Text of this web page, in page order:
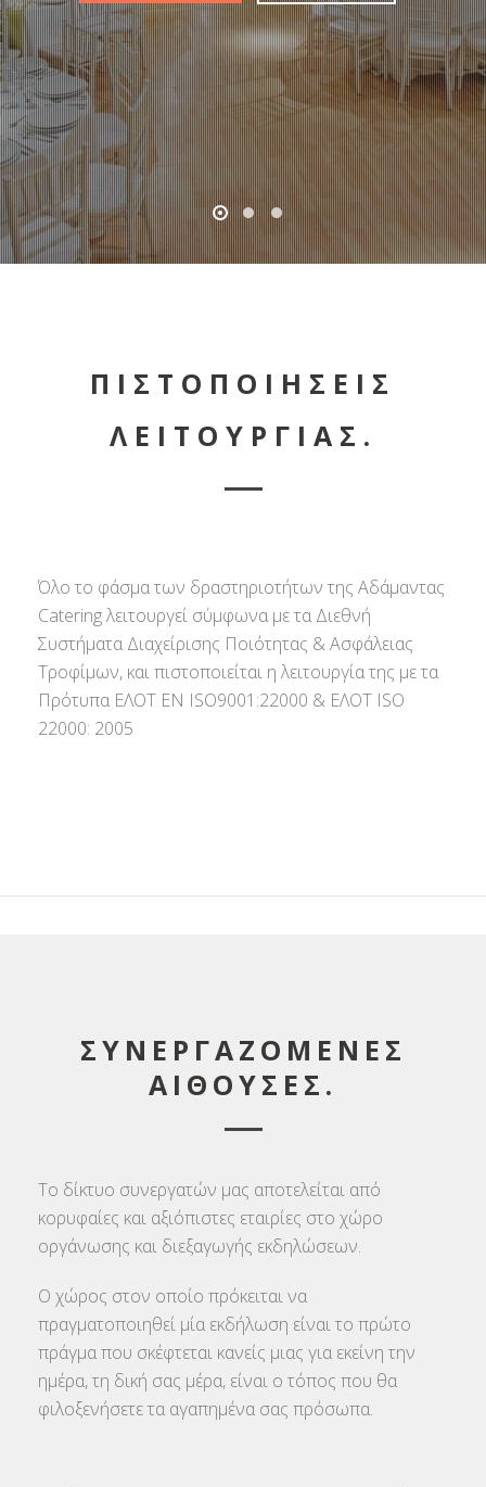
ΠΙΣΤΟΠΟΙΗΣΕΙΣ
ΛΕΙΤΟΥΡΓΙΑΣ.
Όλο το φάσμα των δραστηριοτήτων της Αδάμαντας
Catering λειτουργεί σύμφωνα με τα Διεθνή
Συστήματα Διαχείρισης Ποιότητας & Ασφάλειας
Τροφίμων, και πιστοποιείται η λειτουργία της με τα
Πρότυπα ΕΛΟΤ ΕΝ ISO9001:22000 & ΕΛΟΤ ISO
22000: 2005
ΣΥΝΕΡΓΑΖΟΜΕΝΕΣ
ΑΙΘΟΥΣΕΣ.
Το δίκτυο συνεργατών μας αποτελείται από
κορυφαίες και αξιόπιστες εταιρίες στο χώρο
οργάνωσης και διεξαγωγής εκδηλώσεων.
Ο χώρος στον οποίο πρόκειται να
πραγματοποιηθεί μία εκδήλωση είναι το πρώτο
πράγμα που σκέφτεται κανείς μιας για εκείνη την
ημέρα, τη δική σας μέρα, είναι ο τόπος που θα
φιλοξενήσετε τα αγαπημένα σας πρόσωπα.